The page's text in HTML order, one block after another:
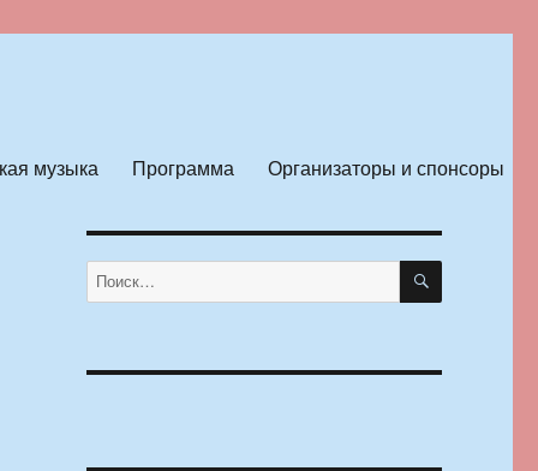
музыка Программа Организаторы и спонсоры
Искать: ПОИСК